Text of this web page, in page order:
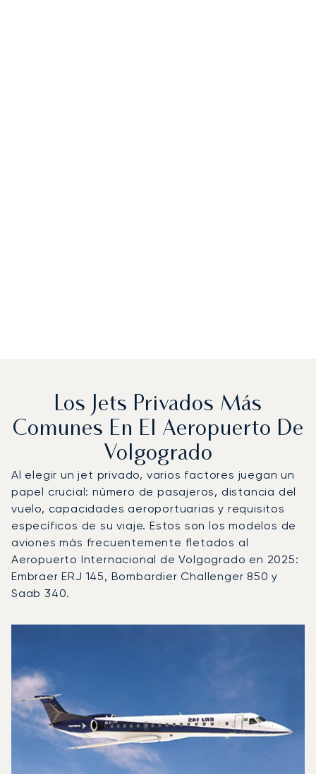
Los Jets Privados Más
Comunes En El Aeropuerto De
Volgogrado
Al elegir un jet privado, varios factores juegan un
papel crucial: número de pasajeros, distancia del
vuelo, capacidades aeroportuarias y requisitos
específicos de su viaje. Estos son los modelos de
aviones más frecuentemente fletados al
Aeropuerto Internacional de Volgogrado en 2025:
Embraer ERJ 145, Bombardier Challenger 850 y
Saab 340.
Autonomía (NM)